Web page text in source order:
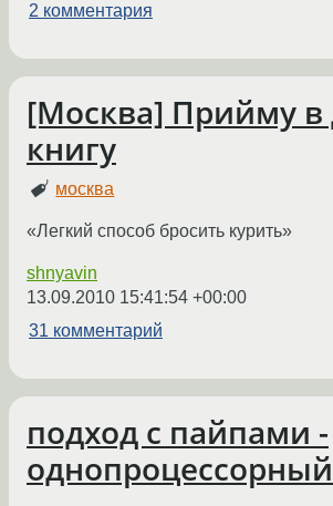
2 комментария
[Москва] Прийму в
книгу
москва
«Легкий способ бросить курить»
shnyavin
13.09.2010 15:41:54 +00:00
31 комментарий
подход с пайпами -
однопроцессорный